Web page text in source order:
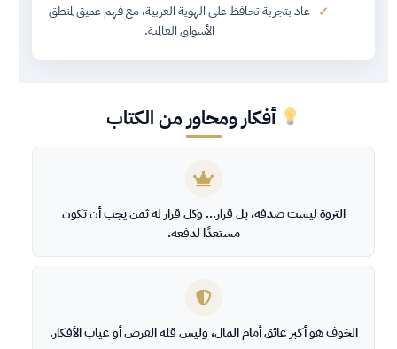
عاد بتجربة تحافظ على الهوية العربية، مع فهم عميق لمنطق
الأسواق العالمية.
أفكار ومحاور من الكتاب
الثروة ليست صدفة، بل قرار… وكل قرار له ثمن يجب أن تكون
مستعدًا لدفعه.
الخوف هو أكبر عائق أمام المال، وليس قلة الفرص أو غياب الأفكار.